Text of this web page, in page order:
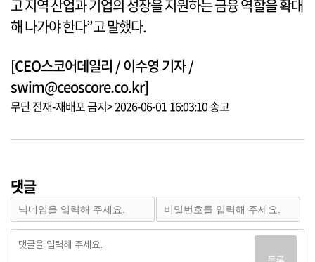
고 지역 산업과 기업의 성장을 지원하는 금융 역할을 확대
해 나가야 한다”고 말했다.
[CEO스코어데일리 / 이수영 기자 /
swim@ceoscore.co.kr]
무단 전재-재배포 금지> 2026-06-01 16:03:10 송고
댓글